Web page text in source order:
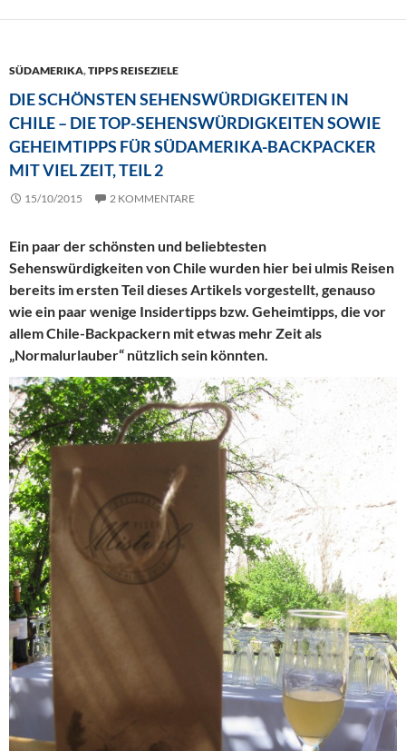
SÜDAMERIKA,TIPPS REISEZIELE
DIE SCHÖNSTEN SEHENSWÜRDIGKEITEN IN
CHILE – DIE TOP-SEHENSWÜRDIGKEITEN SOWIE
GEHEIMTIPPS FÜR SÜDAMERIKA-BACKPACKER
MIT VIEL ZEIT, TEIL 2
15/10/2015 2 KOMMENTARE
Ein paar der schönsten und beliebtesten
Sehenswürdigkeiten von Chile wurden hier bei ulmis Reisen
bereits im ersten Teil dieses Artikels vorgestellt, genauso
wie ein paar wenige Insidertipps bzw. Geheimtipps, die vor
allem Chile-Backpackern mit etwas mehr Zeit als
„Normalurlauber“ nützlich sein könnten.